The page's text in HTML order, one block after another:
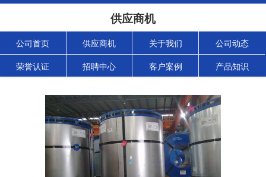
供应商机
公司首页 供应商机 关于我们 公司动态
荣誉认证 招聘中心 客户案例 产品知识